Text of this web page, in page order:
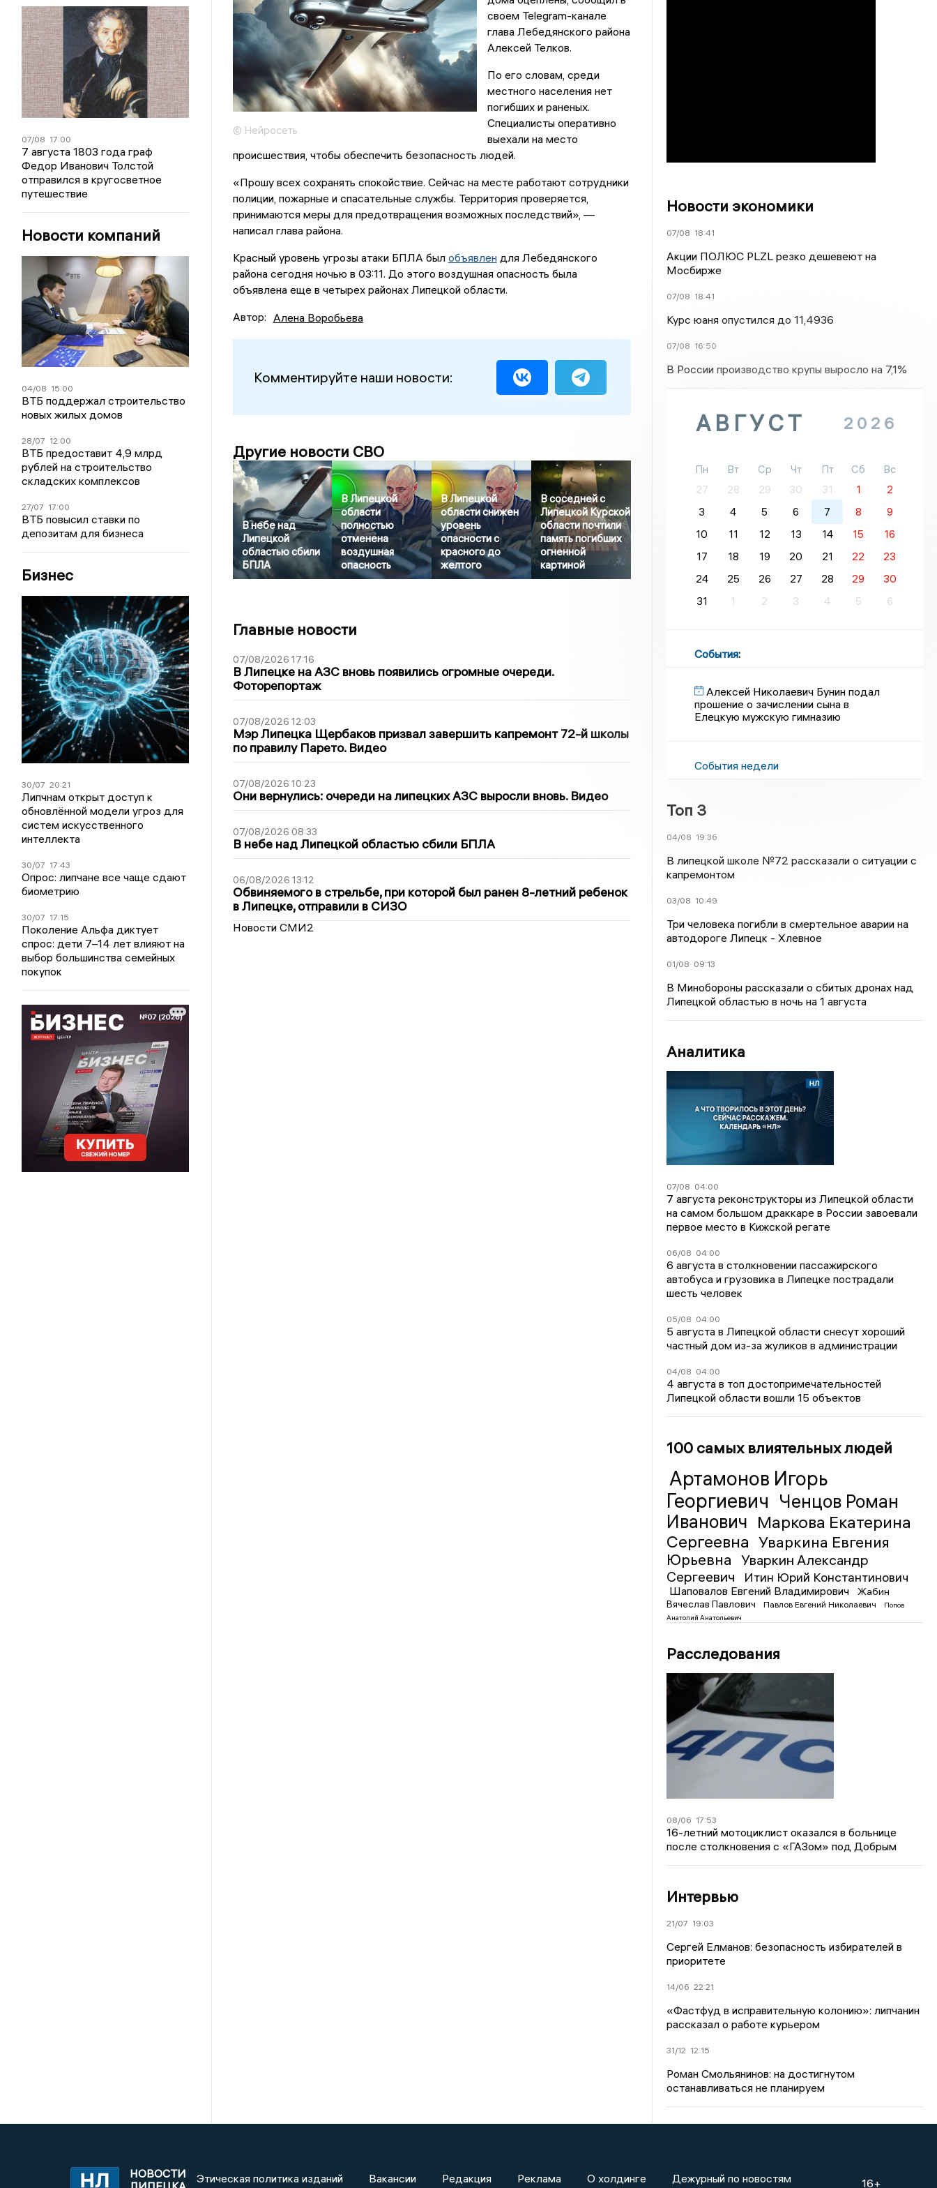
07/08 17:00
7 августа 1803 года граф
Федор Иванович Толстой
отправился в кругосветное
путешествие
Новости компаний
04/08 15:00
ВТБ поддержал строительство
новых жилых домов
28/07 12:00
ВТБ предоставит 4,9 млрд
рублей на строительство
складских комплексов
27/07 17:00
ВТБ повысил ставки по
депозитам для бизнеса
Бизнес
30/07 20:21
Липчнам открыт доступ к
обновлённой модели угроз для
систем искусственного
интеллекта
30/07 17:43
Опрос: липчане все чаще сдают
биометрию
30/07 17:15
Поколение Альфа диктует
спрос: дети 7–14 лет влияют на
выбор большинства семейных
покупок
© Нейросеть
своем Telegram-канале
глава Лебедянского района
Алексей Телков.
По его словам, среди
местного населения нет
погибших и раненых.
Специалисты оперативно
выехали на место
происшествия, чтобы обеспечить безопасность людей.
«Прошу всех сохранять спокойствие. Сейчас на месте работают сотрудники
полиции, пожарные и спасательные службы. Территория проверяется,
принимаются меры для предотвращения возможных последствий», —
написал глава района.
Красный уровень угрозы атаки БПЛА был объявлендля Лебедянского
района сегодня ночью в 03:11. До этого воздушная опасность была
объявлена еще в четырех районах Липецкой области.
Автор: Алена Воробьева
Комментируйте наши новости:
Другие новости СВО
В небе над
Липецкой
областью сбили
БПЛА
В Липецкой
области
полностью
отменена
воздушная
опасность
В Липецкой
области снижен
уровень
опасности с
красного до
желтого
В соседней с
Липецкой Курской
области почтили
память погибших
огненной
картиной
Главные новости
07/08/2026 17:16
В Липецке на АЗС вновь появились огромные очереди.
Фоторепортаж
07/08/2026 12:03
Мэр Липецка Щербаков призвал завершить капремонт 72-й школы
по правилу Парето. Видео
07/08/2026 10:23
Они вернулись: очереди на липецких АЗС выросли вновь. Видео
07/08/2026 08:33
В небе над Липецкой областью сбили БПЛА
06/08/2026 13:12
Обвиняемого в стрельбе, при которой был ранен 8-летний ребенок
в Липецке, отправили в СИЗО
Новости СМИ2
Новости экономики
07/08 18:41
Акции ПОЛЮС PLZL резко дешевеют на
Мосбирже
07/08 18:41
Курс юаня опустился до 11,4936
07/08 16:50
В России производство крупы выросло на 7,1%
АВГУСТ 2026
Пн Вт Ср Чт Пт Сб
Вс
27
28 29 30 31 1
2
3
4 5 6 7 8
9
10
11 12 13 14 15
16
17
18 19 20 21 22
23
24
25 26 27 28 29
30
31
1 2 3 4 5 6
События:
Алексей Николаевич Бунин подал
прошение о зачислении сына в
Елецкую мужскую гимназию
События недели
Топ 3
04/08 19:36
В липецкой школе №72 рассказали о ситуации с
капремонтом
03/08 10:49
Три человека погибли в смертельное аварии на
автодороге Липецк - Хлевное
01/08 09:13
В Минобороны рассказали о сбитых дронах над
Липецкой областью в ночь на 1 августа
Аналитика
07/08 04:00
7 августа реконструкторы из Липецкой области
на самом большом драккаре в России завоевали
первое место в Кижской регате
06/08 04:00
6 августа в столкновении пассажирского
автобуса и грузовика в Липецке пострадали
шесть человек
05/08 04:00
5 августа в Липецкой области снесут хороший
частный дом из-за жуликов в администрации
04/08 04:00
4 августа в топ достопримечательностей
Липецкой области вошли 15 объектов
100 самых влиятельных людей
Артамонов Игорь
Георгиевич Ченцов Роман
Иванович Маркова Екатерина
Сергеевна Уваркина Евгения
Юрьевна
Уваркин Александр
Сергеевич
Итин Юрий Константинович
Шаповалов Евгений Владимирович
Жабин
Вячеслав Павлович
Павлов Евгений Николаевич
Попов
Анатолий Анатольевич
Расследования
08/06 17:53
16-летний мотоциклист оказался в больнице
после столкновения с «ГАЗом» под Добрым
Интервью
21/07 19:03
Сергей Елманов: безопасность избирателей в
приоритете
14/06 22:21
«Фастфуд в исправительную колонию»: липчанин
рассказал о работе курьером
31/12 12:15
Роман Смольянинов: на достигнутом
останавливаться не планируем
НОВОСТИ
Этическая политика изданий Вакансии Редакция Реклама О холдинге Дежурный по новостям 16+